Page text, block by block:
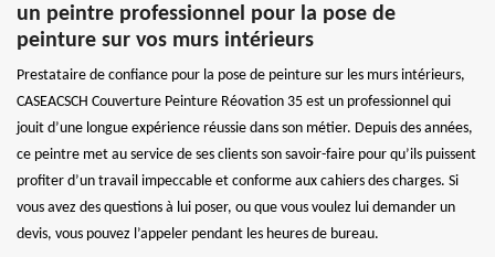
un peintre professionnel pour la pose de
peinture sur vos murs intérieurs
Prestataire de confiance pour la pose de peinture sur les murs intérieurs,
CASEACSCH Couverture Peinture Réovation 35 est un professionnel qui
jouit d’une longue expérience réussie dans son métier. Depuis des années,
ce peintre met au service de ses clients son savoir-faire pour qu’ils puissent
profiter d’un travail impeccable et conforme aux cahiers des charges. Si
vous avez des questions à lui poser, ou que vous voulez lui demander un
devis, vous pouvez l’appeler pendant les heures de bureau.